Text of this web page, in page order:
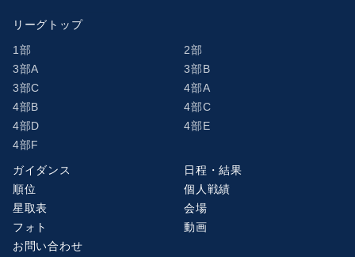
リーグトップ
1部
2部
3部A
3部B
3部C
4部A
4部B
4部C
4部D
4部E
4部F
ガイダンス
日程・結果
順位
個人戦績
星取表
会場
フォト
動画
お問い合わせ